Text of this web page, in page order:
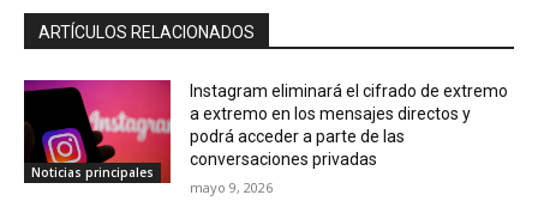
ARTÍCULOS RELACIONADOS
Noticias principales
Instagram eliminará el cifrado de extremo
a extremo en los mensajes directos y
podrá acceder a parte de las
conversaciones privadas
mayo 9, 2026